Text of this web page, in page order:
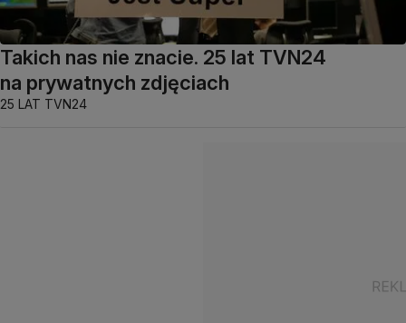
Takich nas nie znacie. 25 lat TVN24
na prywatnych zdjęciach
25 LAT TVN24